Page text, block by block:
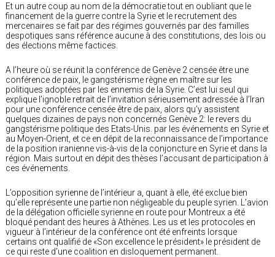
Et un autre coup au nom de la démocratie tout en oubliant que le
financement de la guerre contre la Syrie et le recrutement des
mercenaires se fait par des régimes gouvernés par des familles
despotiques sans référence aucune à des constitutions, des lois ou
des élections même factices.
A l’heure où se réunit la conférence de Genève 2 censée être une
conférence de paix, le gangstérisme règne en maître sur les
politiques adoptées par les ennemis de la Syrie. C’est lui seul qui
explique l’ignoble retrait de l’invitation sérieusement adressée à l’Iran
pour une conférence censée être de paix, alors qu’y assistent
quelques dizaines de pays non concernés Genève 2: le revers du
gangstérisme politique des Etats-Unis. par les événements en Syrie et
au Moyen-Orient, et ce en dépit de la reconnaissance de l’importance
de la position iranienne vis-à-vis de la conjoncture en Syrie et dans la
région. Mais surtout en dépit des thèses l’accusant de participation à
ces événements.
L’opposition syrienne de l’intérieur a, quant à elle, été exclue bien
qu’elle représente une partie non négligeable du peuple syrien. L’avion
de la délégation officielle syrienne en route pour Montreux a été
bloqué pendant des heures à Athènes. Les us et les protocoles en
vigueur à l’intérieur de la conférence ont été enfreints lorsque
certains ont qualifié de «Son excellence le président» le président de
ce qui reste d’une coalition en disloquement permanent.